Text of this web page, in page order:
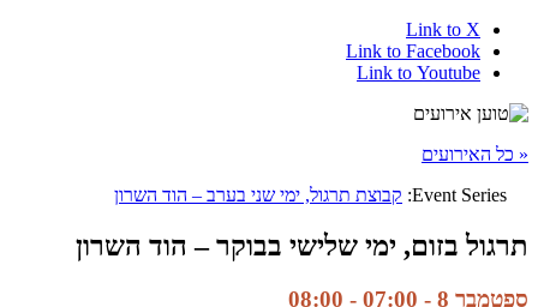
Link to X
Link to Facebook
Link to Youtube
« כל האירועים
Event Series: קבוצת תרגול, ימי שני בערב – הוד השרון
תרגול בזום, ימי שלישי בבוקר – הוד השרון
ספטמבר 8 - 07:00 -
08:00